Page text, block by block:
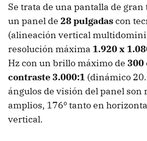
Se trata de una pantalla de
un panel de 28 pulgadascon
(alineación vertical
resolución máxima 1.920 x
Hz con un brillo máximo de 300
contraste 3.000:1 (dinámico
ángulos de visión del panel son
amplios, 176º tanto en
vertical.